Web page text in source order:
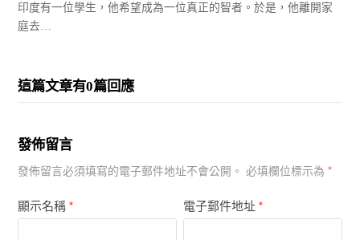
印度有一位學生，他希望成為一位真正的智者。於是，他離開家
庭去…
這篇文章有0篇回應
發佈留言
發佈留言必須填寫的電子郵件地址不會公開。 必填欄位標示為*
顯示名稱* 電子郵件地址*